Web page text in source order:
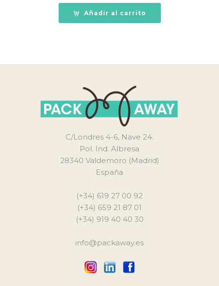
Añadir al carrito
C/Londres 4-6, Nave 24.
Pol. Ind. Albresa
28340 Valdemoro (Madrid)
España
(+34) 619 27 00 92
(+34) 659 21 87 01
(+34) 919 40 40 30
info@packaway.es